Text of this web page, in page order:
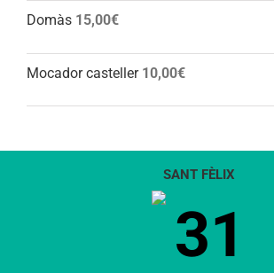
Domàs 15,00€
Mocador casteller 10,00€
SANT FÈLIX
31